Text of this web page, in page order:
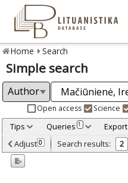
Home Search
Simple search
Open access Science
Tips Queries 1 Export
Adjusted by criteria 0
Year
Adjust 0 Search results: 2